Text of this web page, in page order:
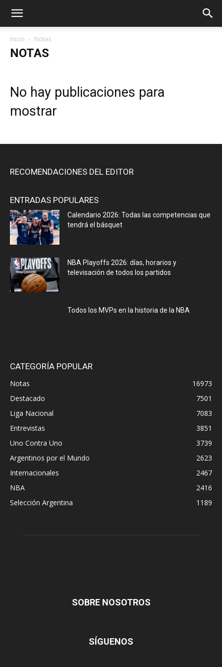
Inicio Notas
NOTAS
No hay publicaciones para
mostrar
RECOMENDACIONES DEL EDITOR
ENTRADAS POPULARES
Calendario 2026: Todas las competencias que
tendrá el básquet
NBA Playoffs 2026: días, horarios y
televisación de todos los partidos
Todos los MVPs en la historia de la NBA
CATEGORÍA POPULAR
Notas
16973
Destacado
7501
Liga Nacional
7083
Entrevistas
3851
Uno Contra Uno
3739
Argentinos por el Mundo
2623
Internacionales
2467
NBA
2416
Selección Argentina
1189
SOBRE NOSOTROS
SÍGUENOS